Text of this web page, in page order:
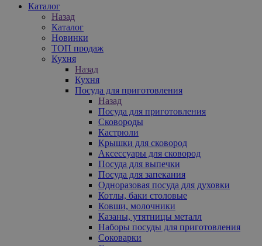
Каталог
Назад
Каталог
Новинки
ТОП продаж
Кухня
Назад
Кухня
Посуда для приготовления
Назад
Посуда для приготовления
Сковороды
Кастрюли
Крышки для сковород
Аксессуары для сковород
Посуда для выпечки
Посуда для запекания
Одноразовая посуда для духовки
Котлы, баки столовые
Ковши, молочники
Казаны, утятницы металл
Наборы посуды для приготовления
Соковарки